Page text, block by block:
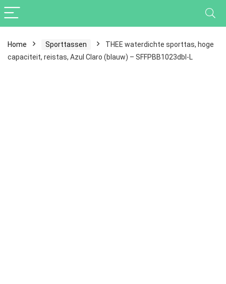
Home Sporttassen
THEE waterdichte sporttas, hoge
capaciteit, reistas, Azul Claro (blauw) – SFFPBB1023dbl-L